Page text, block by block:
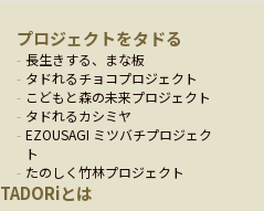
プロジェクトをタドる
長生きする、まな板
タドれるチョコプロジェクト
こどもと森の未来プロジェクト
タドれるカシミヤ
EZOUSAGI ミツバチプロジェク
ト
たのしく竹林プロジェクト
TADORiとは